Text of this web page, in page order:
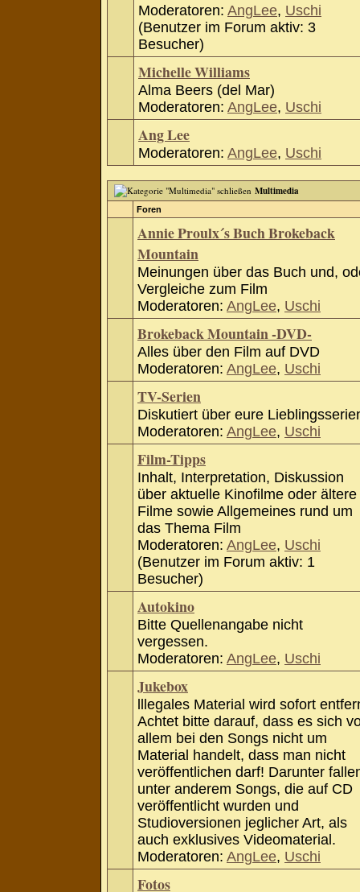
Moderatoren: AngLee, Uschi
(Benutzer im Forum aktiv: 3
Besucher)
Michelle Williams
Alma Beers (del Mar)
Moderatoren: AngLee, Uschi
Ang Lee
Moderatoren: AngLee, Uschi
Multimedia
Foren
Annie Proulx´s Buch Brokeback
Mountain
Meinungen über das Buch und,
Vergleiche zum Film
Moderatoren: AngLee, Uschi
Brokeback Mountain -DVD-
Alles über den Film auf DVD
Moderatoren: AngLee, Uschi
TV-Serien
Diskutiert über eure
Moderatoren: AngLee, Uschi
Film-Tipps
Inhalt, Interpretation, Diskussion
über aktuelle Kinofilme oder ältere
Filme sowie Allgemeines rund um
das Thema Film
Moderatoren: AngLee, Uschi
(Benutzer im Forum aktiv: 1
Besucher)
Autokino
Bitte Quellenangabe nicht
vergessen.
Moderatoren: AngLee, Uschi
Jukebox
lllegales Material wird sofort
Achtet bitte darauf, dass es sich
allem bei den Songs nicht um
Material handelt, dass man nicht
veröffentlichen darf! Darunter
unter anderem Songs, die auf CD
veröffentlicht wurden und
Studioversionen jeglicher Art, als
auch exklusives Videomaterial.
Moderatoren: AngLee, Uschi
Fotos